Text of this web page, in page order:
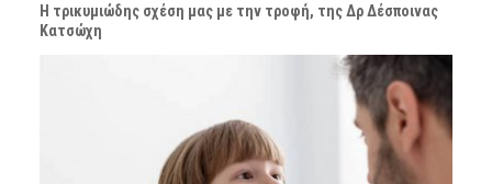
Η τρικυμιώδης σχέση μας με την τροφή, της Δρ Δέσποινας
Κατσώχη